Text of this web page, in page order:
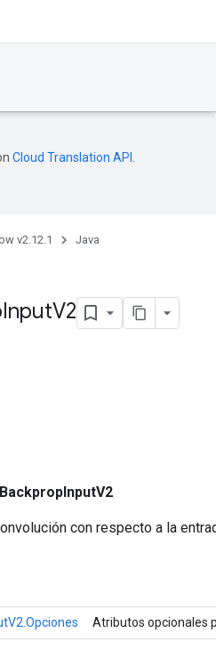
Cloud Translation API
v2.12.1 Java
InputV2
con respecto a la
Atributos opcionales